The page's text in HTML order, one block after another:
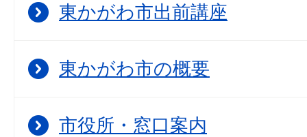
東かがわ市出前講座
東かがわ市の概要
市役所・窓口案内